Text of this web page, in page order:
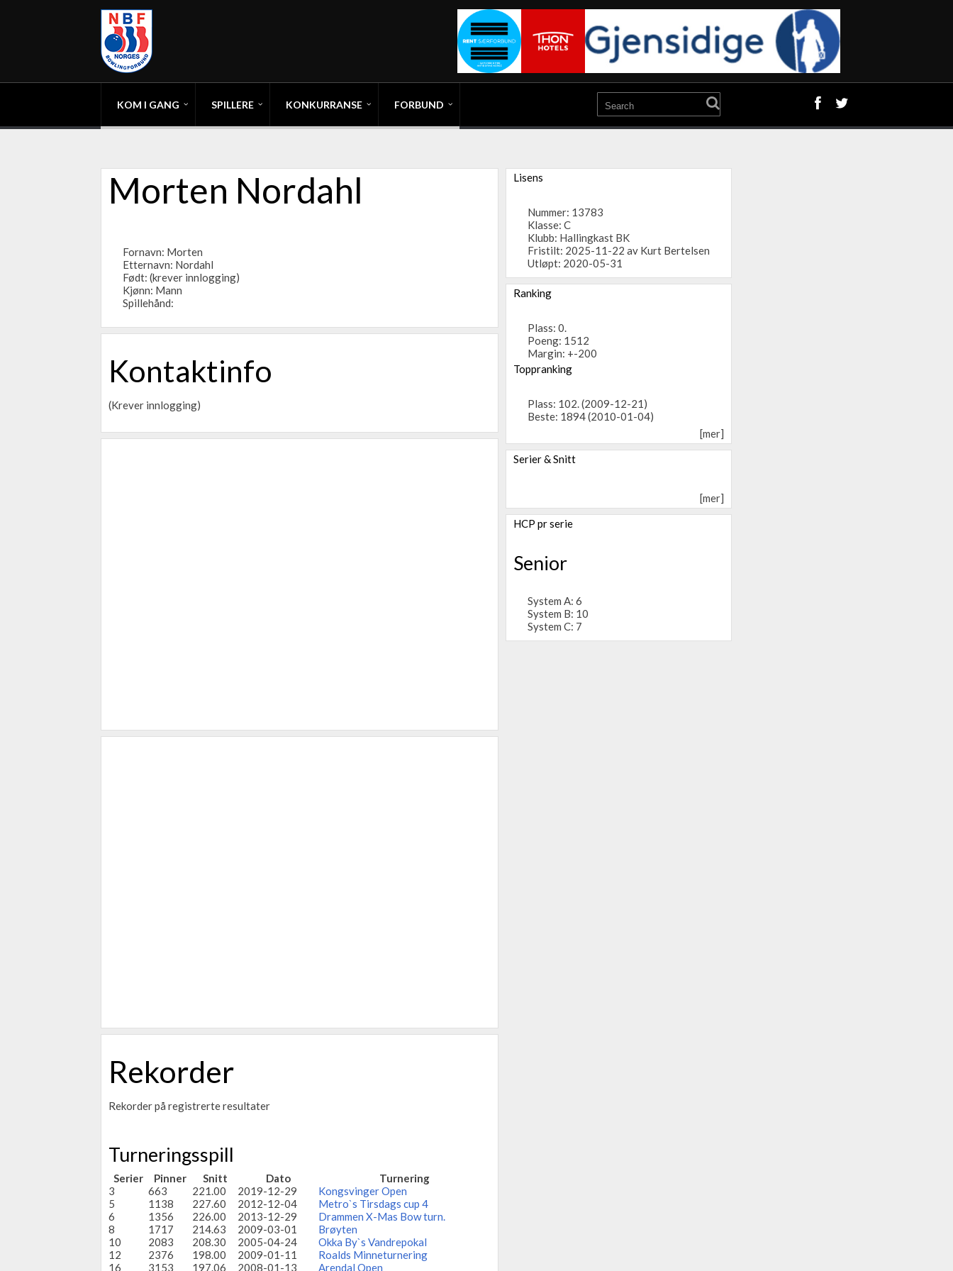
KOM I GANG SPILLERE KONKURRANSE FORBUND
Morten Nordahl
Fornavn: Morten
Etternavn: Nordahl
Født: (krever innlogging)
Kjønn: Mann
Spillehånd:
Kontaktinfo
(Krever innlogging)
Rekorder
Rekorder på registrerte resultater
Turneringsspill
Serier Pinner Snitt Dato
Turnering
3
663 221.00 2019-12-29
Kongsvinger Open
5
1138 227.60 2012-12-04
Metro`s Tirsdags cup 4
6
1356 226.00 2013-12-29
Drammen X-Mas Bow turn.
8
1717 214.63 2009-03-01
Brøyten
10
2083 208.30 2005-04-24
Okka By`s Vandrepokal
12
2376 198.00 2009-01-11
Roalds Minneturnering
16
3153 197.06 2008-01-13 Arendal Open
Lisens
Nummer: 13783
Klasse: C
Klubb: Hallingkast BK
Fristilt: 2025-11-22 av Kurt Bertelsen
Utløpt: 2020-05-31
Ranking
Plass: 0.
Poeng: 1512
Margin: +-200
Toppranking
Plass: 102. (2009-12-21)
Beste: 1894 (2010-01-04)
[mer]
Serier & Snitt
[mer]
HCP pr serie
Senior
System A: 6
System B: 10
System C: 7